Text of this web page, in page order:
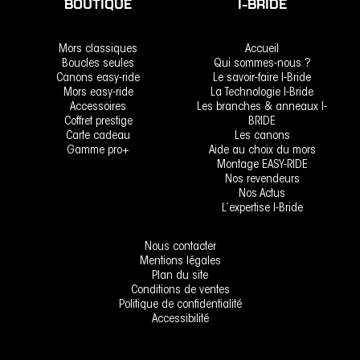
BOUTIQUE
Mors classiques
Boucles seules
Canons easy-ride
Mors easy-ride
Accessoires
Coffret prestige
Carte cadeau
Gamme pro+
I-BRIDE
Accueil
Qui sommes-nous ?
Le savoir-faire I-Bride
La Technologie I-Bride
Les branches & anneaux I-
BRIDE
Les canons
Aide au choix du mors
Montage EASY-RIDE
Nos revendeurs
Nos Actus
L’expertise I-Bride
Nous contacter
Mentions légales
Plan du site
Conditions de ventes
Politique de confidentialité
Accessibilité